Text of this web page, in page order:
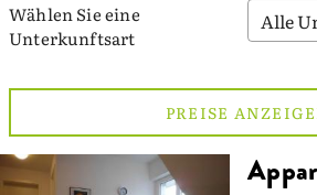
Wählen Sie eine
Unterkunftsart
Alle
PREISE